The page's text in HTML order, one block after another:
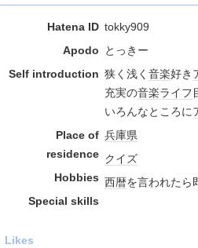
Hatena ID tokky909
Apodo
とっきー
Self introduction 狭く浅く 音楽好き
充実の音楽ライフ
いろんなところに
Place of
residence
兵庫県
Hobbies
クイズ
Special skills
西暦を言われたら
Likes